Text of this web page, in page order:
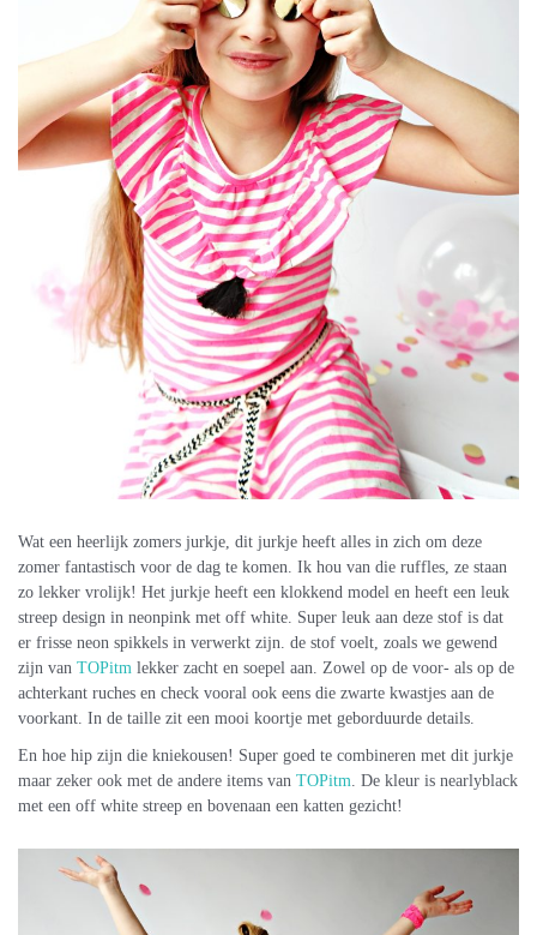
Wat een heerlijk zomers jurkje, dit jurkje heeft alles in zich om deze
zomer fantastisch voor de dag te komen. Ik hou van die ruffles, ze staan
zo lekker vrolijk! Het jurkje heeft een klokkend model en heeft een leuk
streep design in neonpink met off white. Super leuk aan deze stof is dat
er frisse neon spikkels in verwerkt zijn. de stof voelt, zoals we gewend
zijn van TOPitm lekker zacht en soepel aan. Zowel op de voor- als op de
achterkant ruches en check vooral ook eens die zwarte kwastjes aan de
voorkant. In de taille zit een mooi koortje met geborduurde details.
En hoe hip zijn die kniekousen! Super goed te combineren met dit jurkje
maar zeker ook met de andere items van TOPitm. De kleur is nearlyblack
met een off white streep en bovenaan een katten gezicht!